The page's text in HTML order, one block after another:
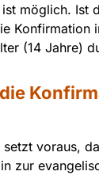
möglich. Ist
Konfirmation
(14 Jahre)
voraus,
zur